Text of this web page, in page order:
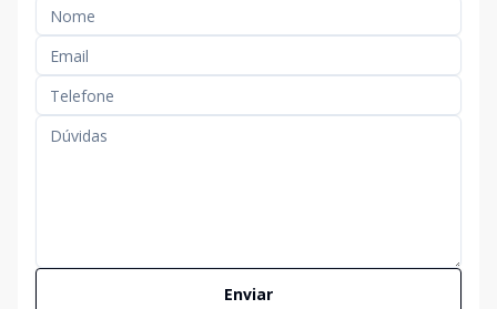
Enviar